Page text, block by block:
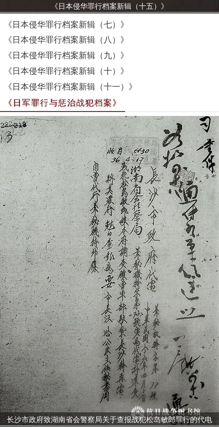
《日本侵华罪行档案新辑（十五）》
《日本侵华罪行档案新辑（七）》
《日本侵华罪行档案新辑（八）》
《日本侵华罪行档案新辑（九）》
《日本侵华罪行档案新辑（十）》
《日本侵华罪行档案新辑（十一）》
《日军罪行与惩治战犯档案》
长沙市政府致湖南省会警察局关于查报战犯松岛敏郎罪行的代电